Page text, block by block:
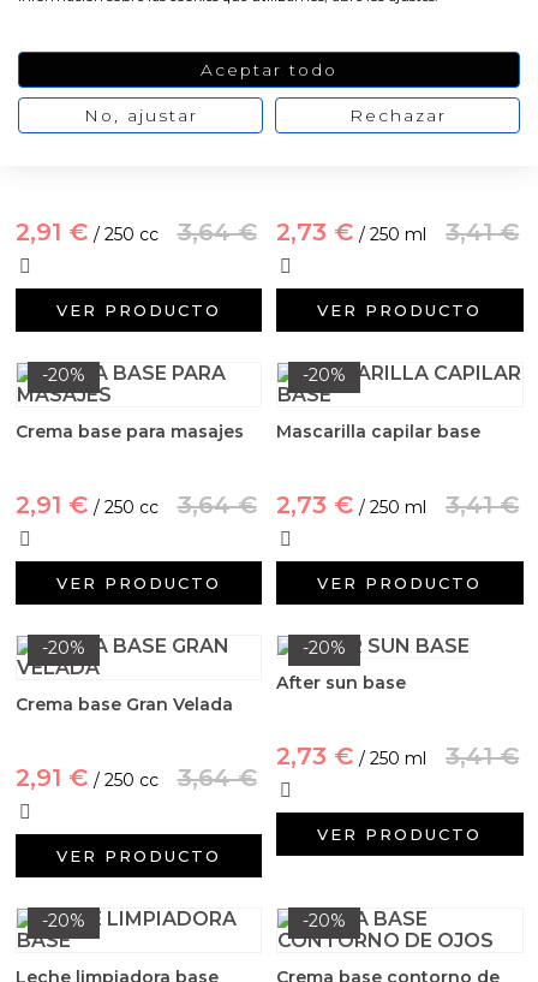
-20%
2,91 € / 250 cc 3,64 €
VER PRODUCTO
-20%
2,73 € / 250 ml 3,41 €
VER PRODUCTO
-20%
Crema base para masajes
2,91 € / 250 cc 3,64 €
VER PRODUCTO
-20%
Mascarilla capilar base
2,73 € / 250 ml 3,41 €
VER PRODUCTO
-20%
Crema base Gran Velada
2,91 € / 250 cc 3,64 €
VER PRODUCTO
-20%
After sun base
2,73 € / 250 ml 3,41 €
VER PRODUCTO
-20%
Leche limpiadora base
-20%
Crema base contorno de
Aceites y Mantecas
Aceptar todo
No, ajustar Rechazar